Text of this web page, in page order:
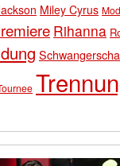
Miley Cyrus
Rihanna